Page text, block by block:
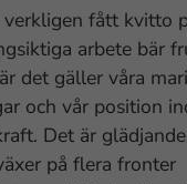
verkligen fått kvitto
arbete bär
det gäller våra
och vår position
Det är
på flera fronter